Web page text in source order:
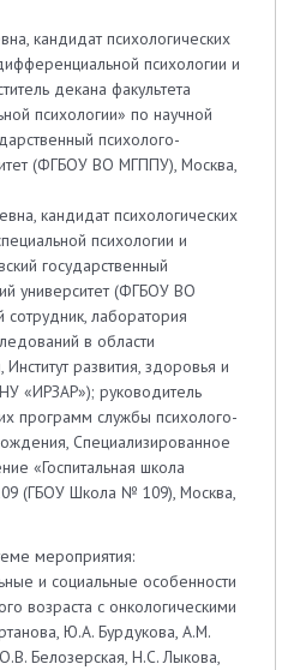
кандидат психологических
психологии и
декана факультета
психологии» по научной
психолого-
(ФГБОУ ВО МГППУ), Москва,
кандидат психологических
психологии и
государственный
университет (ФГБОУ ВО
лаборатория
в области
Институт развития, здоровья и
«ИРЗАР»); руководитель
программ службы психолого-
Специализированное
«Госпитальная школа
(ГБОУ Школа № 109), Москва,
мероприятия:
и социальные особенности
возраста с онкологическими
Ю.А. Бурдукова, А.М.
Белозерская, Н.С. Лыкова,